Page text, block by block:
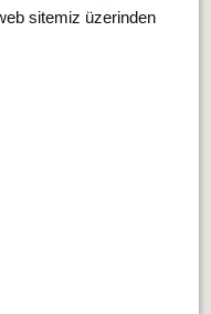
sitemiz üzerinden